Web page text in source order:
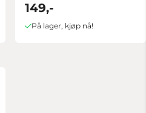
149,-
På lager, kjøp nå!